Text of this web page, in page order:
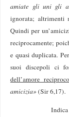
amiate gli uni gli
ignorata; altrimenti
Quindi per
reciprocamente;
e quasi duplicata.
suoi discepoli ci
dell’amore reciproco
amicizia» (Sir 6,17).
Indica